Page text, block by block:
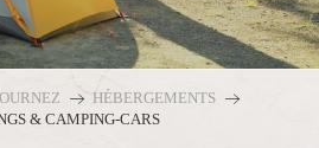
HÉBERGEMENTS
& CAMPING-CARS